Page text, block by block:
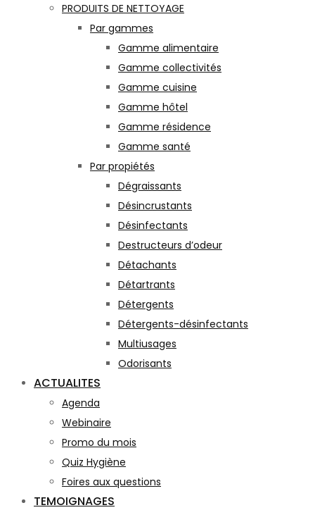
PRODUITS DE NETTOYAGE
Par gammes
Gamme alimentaire
Gamme collectivités
Gamme cuisine
Gamme hôtel
Gamme résidence
Gamme santé
Par propiétés
Dégraissants
Désincrustants
Désinfectants
Destructeurs d’odeur
Détachants
Détartrants
Détergents
Détergents-désinfectants
Multiusages
Odorisants
ACTUALITES
Agenda
Webinaire
Promo du mois
Quiz Hygiène
Foires aux questions
TEMOIGNAGES